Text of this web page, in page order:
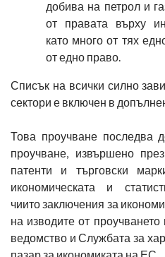
добива на петрол и
от правата върху
като много от тях
от едно право.
Списък на всички силно
сектори е включен в
Това проучване последва
проучване, извършено
патенти и търговски
икономическата и
чиито заключения за
на изводите от
ведомство и Службата за